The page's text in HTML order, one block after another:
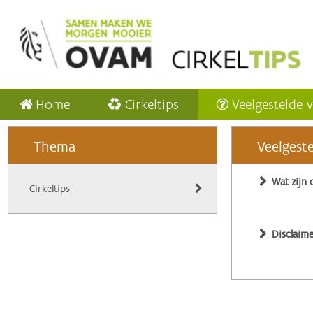
Home Cirkeltips Veelgestelde
Thema
Cirkeltips
Wat zijn